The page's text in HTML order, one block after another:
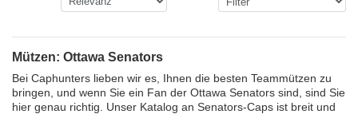
Mützen: Ottawa Senators
Bei Caphunters lieben wir es, Ihnen die besten Teammützen zu
bringen, und wenn Sie ein Fan der Ottawa Senators sind, sind Sie
hier genau richtig. Unser Katalog an Senators-Caps ist breit und